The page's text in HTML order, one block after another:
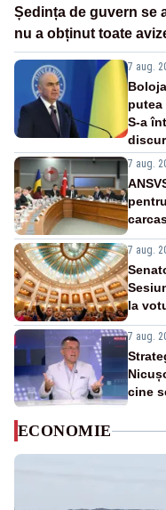
Ședința de guvern se
nu a obținut toate
7 aug.
putea
S-a
7 aug.
7 aug.
la
7 aug.
cine
ECONOMIE